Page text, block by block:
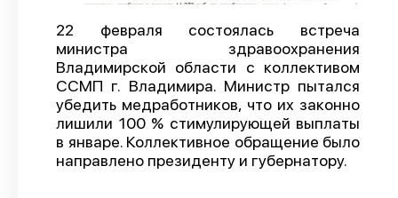
О проекте
Политика конфиденциальности
22 февраля состоялась встреча
министра здравоохранения
Владимирской области с коллективом
ССМП г. Владимира. Министр пытался
убедить медработников, что их законно
лишили 100 % стимулирующей выплаты
в январе. Коллективное обращение было
направлено президенту и губернатору.